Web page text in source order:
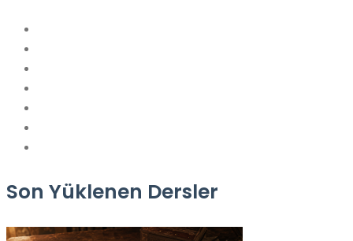
Son Yüklenen Dersler